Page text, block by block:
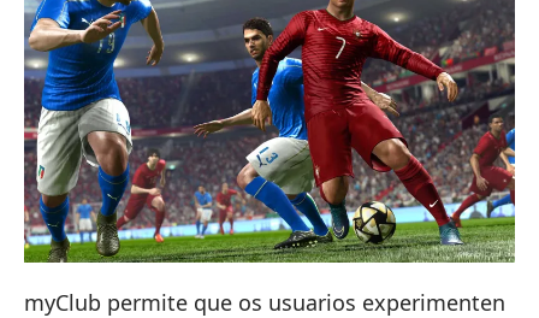
myClub permite que os usuarios experimenten